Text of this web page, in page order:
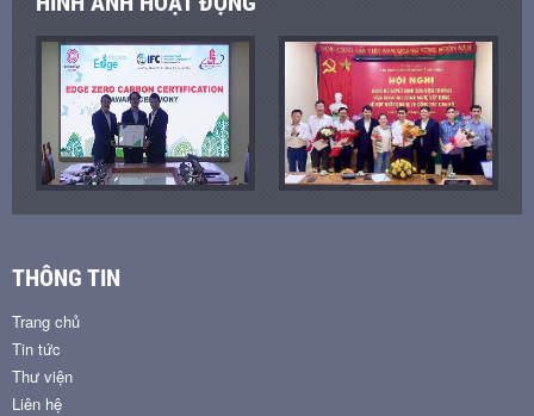
THÔNG TIN
Trang chủ
Tin tức
Thư viện
Liên hệ